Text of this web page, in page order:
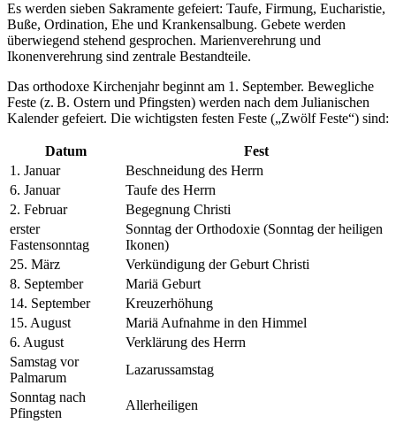
Es werden sieben Sakramente gefeiert: Taufe, Firmung, Eucharistie,
Buße, Ordination, Ehe und Krankensalbung. Gebete werden
überwiegend stehend gesprochen. Marienverehrung und
Ikonenverehrung sind zentrale Bestandteile.
Das orthodoxe Kirchenjahr beginnt am 1. September. Bewegliche
Feste (z. B. Ostern und Pfingsten) werden nach dem Julianischen
Kalender gefeiert. Die wichtigsten festen Feste („Zwölf Feste“) sind:
Datum
Fest
1. Januar
Beschneidung des Herrn
6. Januar
Taufe des Herrn
2. Februar
Begegnung Christi
erster
Fastensonntag
Sonntag der Orthodoxie (Sonntag der heiligen
Ikonen)
25. März
Verkündigung der Geburt Christi
8. September
Mariä Geburt
14. September
Kreuzerhöhung
15. August
Mariä Aufnahme in den Himmel
6. August
Verklärung des Herrn
Samstag vor
Palmarum
Lazarussamstag
Sonntag nach
Pfingsten
Allerheiligen